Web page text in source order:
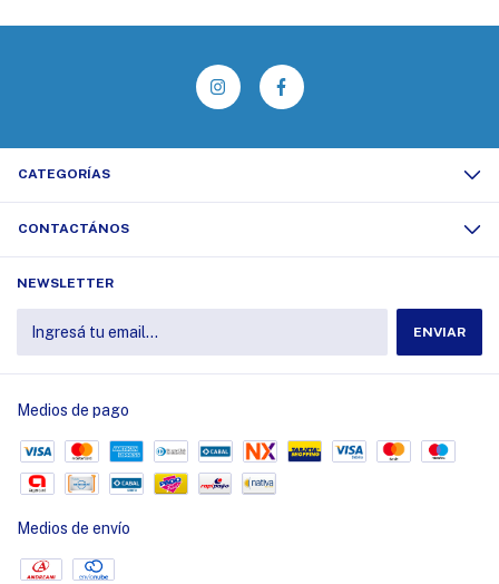
CATEGORÍAS
CONTACTÁNOS
NEWSLETTER
Medios de pago
Medios de envío